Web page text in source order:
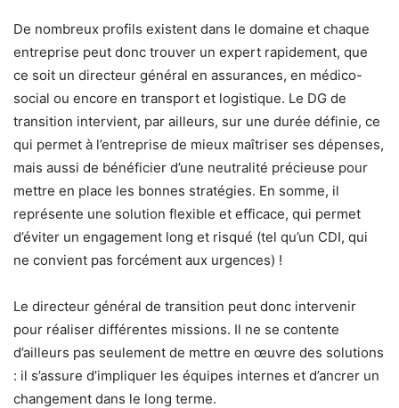
De nombreux profils existent dans le domaine et chaque
entreprise peut donc trouver un expert rapidement, que
ce soit un directeur général en assurances, en médico-
social ou encore en transport et logistique. Le DG de
transition intervient, par ailleurs, sur une durée définie, ce
qui permet à l’entreprise de mieux maîtriser ses dépenses,
mais aussi de bénéficier d’une neutralité précieuse pour
mettre en place les bonnes stratégies. En somme, il
représente une solution flexible et efficace, qui permet
d’éviter un engagement long et risqué (tel qu’un CDI, qui
ne convient pas forcément aux urgences) !
Le directeur général de transition peut donc intervenir
pour réaliser différentes missions. Il ne se contente
d’ailleurs pas seulement de mettre en œuvre des solutions
: il s’assure d’impliquer les équipes internes et d’ancrer un
changement dans le long terme.